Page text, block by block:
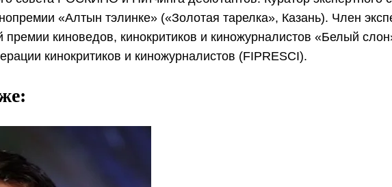
«Алтын тэлинке» («Золотая тарелка», Казань). Член
премии киноведов, кинокритиков и киножурналистов «Белый
кинокритиков и киножурналистов (FIPRESCI).